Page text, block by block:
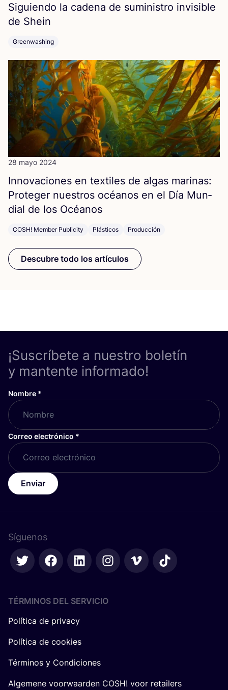
Siguien­do la cade­na de sumi­nis­tro invi­si­ble
de Shein
Greenwashing
28 mayo 2024
Inno­va­cio­nes en tex­ti­les de algas mari­nas:
Pro­te­ger nues­tros océa­nos en el Día Mun­
dial de los Océanos
COSH! Member Publicity Plásticos Producción
Descubre todo los artículos
¡Suscríbete a nuestro boletín
y mantente informado!
Nombre *
Correo electrónico *
Enviar
Síguenos
TÉRMINOS DEL SERVICIO
Política de privacy
Política de cookies
Términos y Condiciones
Algemene voorwaarden COSH! voor retailers